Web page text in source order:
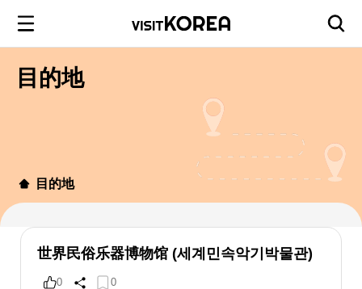
目的地
目的地
世界民俗乐器博物馆 (세계민속악기박물관)
0 0